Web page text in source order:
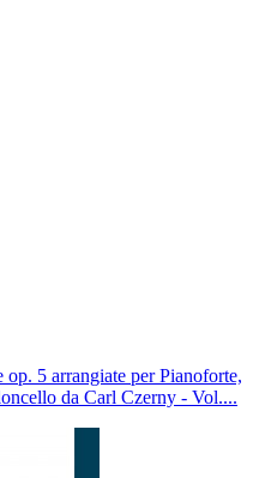
5 arrangiate per Pianoforte,
da Carl Czerny - Vol....